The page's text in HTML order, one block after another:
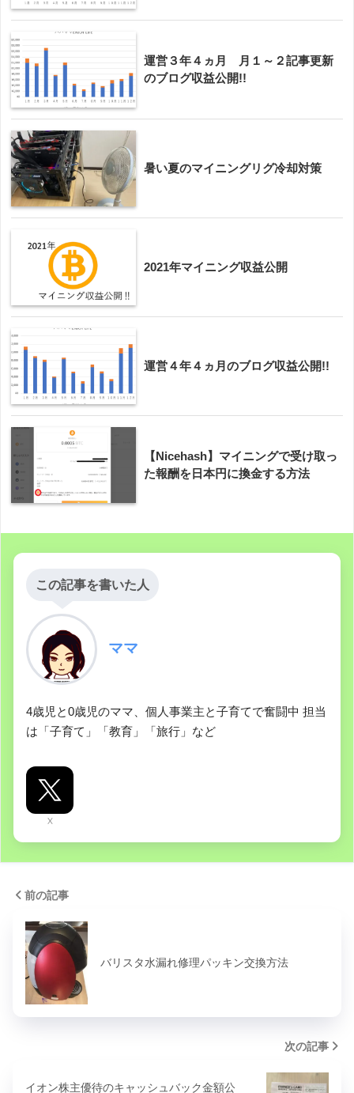
運営３年４ヵ月 月１～２記事更新
のブログ収益公開!!
暑い夏のマイニングリグ冷却対策
2021年マイニング収益公開
運営４年４ヵ月のブログ収益公開!!
【Nicehash】マイニングで受け取っ
た報酬を日本円に換金する方法
この記事を書いた人
ママ
4歳児と0歳児のママ、個人事業主と子育てで奮闘中 担当
は「子育て」「教育」「旅行」など
X
前の記事
バリスタ水漏れ修理パッキン交換方法
次の記事
イオン株主優待のキャッシュバック金額公